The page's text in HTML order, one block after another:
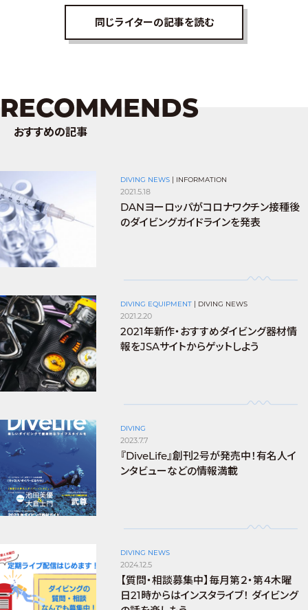
同じライターの記事を読む
RECOMMENDS
おすすめの記事
DIVING NEWS | INFORMATION
2021.5.18
DANヨーロッパがコロナワクチン接種後
のダイビングガイドラインを発表
DIVING EQUIPMENT | DIVING NEWS
2021.2.20
2021年新作・おすすめダイビング器材情
報をJSAサイトからゲットしよう
DIVING
2023.7.7
『DiveLife』創刊2号が発売中！有名人イ
ンタビューなどの情報満載
DIVING NEWS
2024.12.5
【質問・相談募集中】毎月第２・第４木曜
日21時からはインスタライブ！ ダイビング